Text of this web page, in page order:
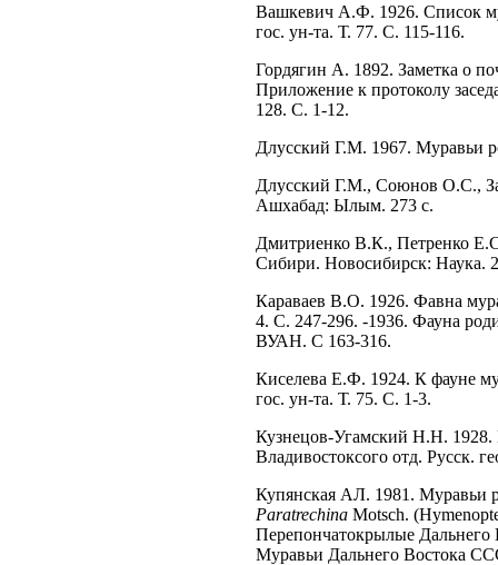
Вашкевич А.Ф. 1926. Список
гос. ун-та. Т. 77. C. 115-116.
Гордягин А. 1892. Заметка о
Приложение к протоколу
128. C. 1-12.
Длусский Г.М. 1967. Муравьи
Длусский Г.М., Союнов О.C.,
Ашхабад: Ылым. 273 с.
Дмитриенко В.К., Петренко
Сибири. Новосибирск: Наука.
Караваев В.О. 1926. Фавна
4. C. 247-296. -1936. Фауна
ВУАН. С 163-316.
Киселева Е.Ф. 1924. К фауне
гос. ун-та. Т. 75. C. 1-3.
Кузнецов-Угамский Н.Н.
Владивостоксого отд. Русск.
Купянская АЛ. 1981. Муравьи
Paratrechina Motsch.
Перепончатокрылые Дальнего
Муравьи Дальнего Востока